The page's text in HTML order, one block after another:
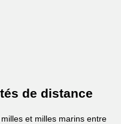
de distance
et milles marins entre